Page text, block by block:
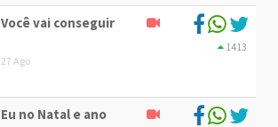
Você vai conseguir
27 Ago
1413
Eu no Natal e ano